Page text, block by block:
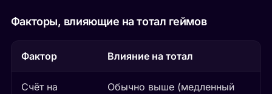
Факторы, влияющие на тотал геймов
Фактор Влияние на тотал
Счёт на
Обычно выше (медленный